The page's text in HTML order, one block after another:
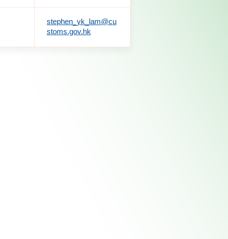
stephen_yk_lam@cu
stoms.gov.hk